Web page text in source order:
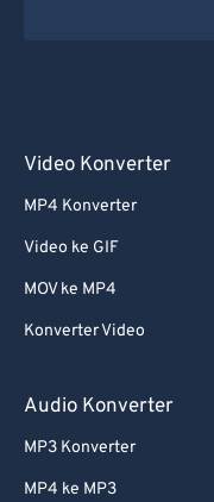
Video Konverter
MP4 Konverter
Video ke GIF
MOV ke MP4
Konverter Video
Audio Konverter
MP3 Konverter
MP4 ke MP3